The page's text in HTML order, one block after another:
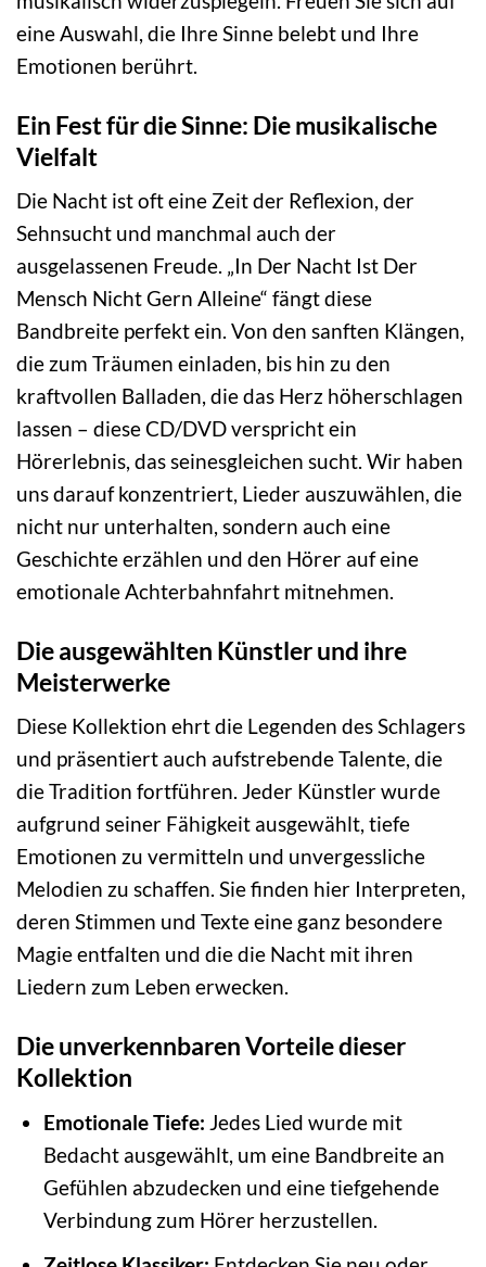
eine Auswahl, die Ihre Sinne belebt und Ihre
Emotionen berührt.
Ein Fest für die Sinne: Die musikalische
Vielfalt
Die Nacht ist oft eine Zeit der Reflexion, der
Sehnsucht und manchmal auch der
ausgelassenen Freude. „In Der Nacht Ist Der
Mensch Nicht Gern Alleine“ fängt diese
Bandbreite perfekt ein. Von den sanften Klängen,
die zum Träumen einladen, bis hin zu den
kraftvollen Balladen, die das Herz höherschlagen
lassen – diese CD/DVD verspricht ein
Hörerlebnis, das seinesgleichen sucht. Wir haben
uns darauf konzentriert, Lieder auszuwählen, die
nicht nur unterhalten, sondern auch eine
Geschichte erzählen und den Hörer auf eine
emotionale Achterbahnfahrt mitnehmen.
Die ausgewählten Künstler und ihre
Meisterwerke
Diese Kollektion ehrt die Legenden des Schlagers
und präsentiert auch aufstrebende Talente, die
die Tradition fortführen. Jeder Künstler wurde
aufgrund seiner Fähigkeit ausgewählt, tiefe
Emotionen zu vermitteln und unvergessliche
Melodien zu schaffen. Sie finden hier Interpreten,
deren Stimmen und Texte eine ganz besondere
Magie entfalten und die die Nacht mit ihren
Liedern zum Leben erwecken.
Die unverkennbaren Vorteile dieser
Kollektion
Emotionale Tiefe: Jedes Lied wurde mit
Bedacht ausgewählt, um eine Bandbreite an
Gefühlen abzudecken und eine tiefgehende
Verbindung zum Hörer herzustellen.